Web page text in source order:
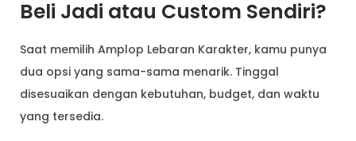
Beli Jadi atau Custom Sendiri?
Saat memilih Amplop Lebaran Karakter, kamu punya
dua opsi yang sama-sama menarik. Tinggal
disesuaikan dengan kebutuhan, budget, dan waktu
yang tersedia.